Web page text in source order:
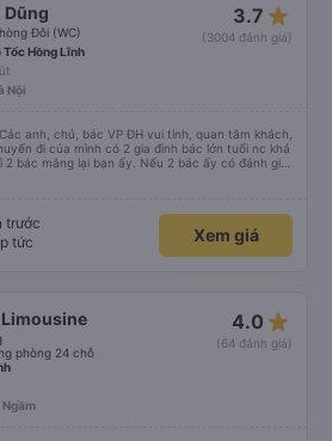
Dũng
Đôi (WC)
3.7 star_rate
(3004 đánh giá)
Hồng Lĩnh
Nội
anh, chú, bác VP ĐH vui tính, quan tâm khách,
bác mắng lại bạn ấy. Nếu 2 bác ấy có đánh giá
Bạn ấy nhắc nhở rất đúng. 2 bác nói rất to. To
thì bảo bạn ấy liên hệ sđt của mình, mình hỗ
ĐH-NT ngày 16/1. À các bạn nữ lễ tân xinh
sang đôi xong còn note là (một mình) yêu
trước
tức
Xem giá
phòng 24 chỗ
4.0 star_rate
(64 đánh giá)
Ngầm